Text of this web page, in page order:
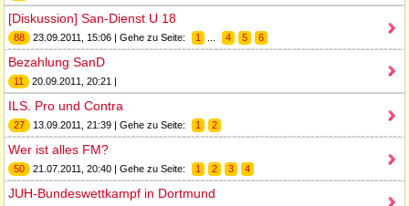
[Diskussion] San-Dienst U 18
88 23.09.2011, 15:06 | Gehe zu Seite: 1 4 5 6
Bezahlung SanD
11 20.09.2011, 20:21 |
ILS. Pro und Contra
27 13.09.2011, 21:39 | Gehe zu Seite: 1 2
Wer ist alles FM?
50 21.07.2011, 20:40 | Gehe zu Seite: 1 2 3 4
JUH-Bundeswettkampf in Dortmund